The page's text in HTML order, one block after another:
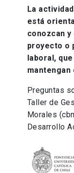
La
está
conozcan y
proyecto o
laboral,
mantengan
Preguntas
Taller de
Morales
Desarrollo